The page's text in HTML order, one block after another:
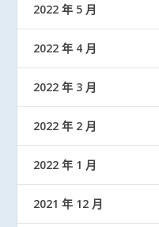
2022 年 5 月
2022 年 4 月
2022 年 3 月
2022 年 2 月
2022 年 1 月
2021 年 12 月